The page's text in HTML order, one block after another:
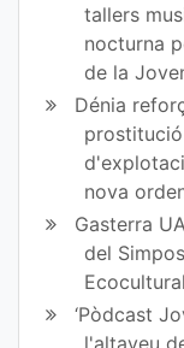
tallers
nocturna
de la
Dénia
nova
Gasterra
del
Ecocultural
‘Pòdcast